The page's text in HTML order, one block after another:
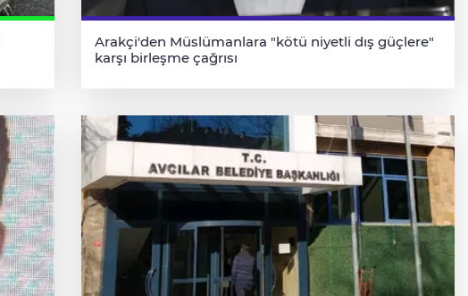
Arakçi'den Müslümanlara "kötü niyetli dış güçlere"
karşı birleşme çağrısı